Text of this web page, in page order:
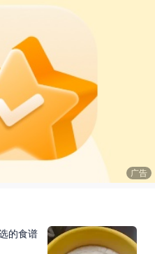
广告
的食谱